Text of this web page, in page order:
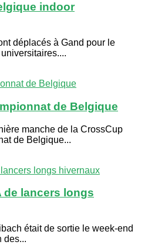
indoor
déplacés à Gand pour le
de Belgique
manche de la CrossCup
de Belgique...
de lancers longs
était de sortie le week-end
des...